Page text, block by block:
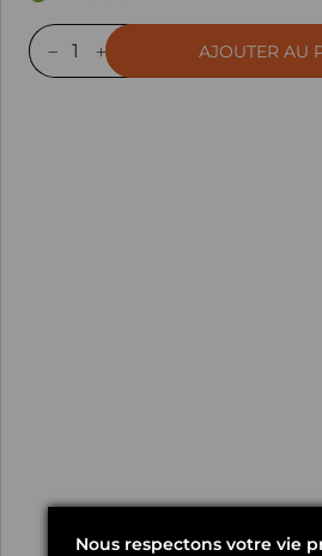
AJOUTER AU
Nous respectons votre vie